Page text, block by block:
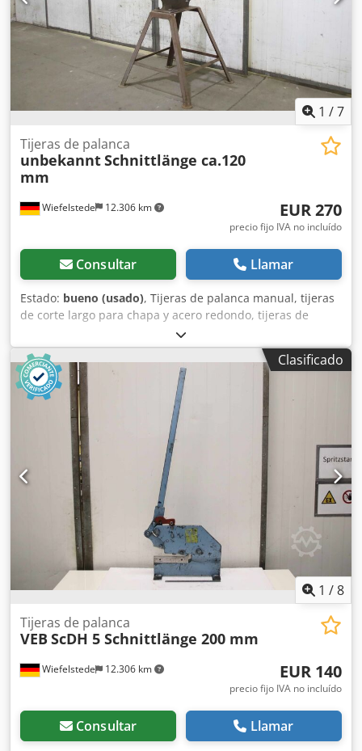
1 /7
Wiefelstede 12.306 km
Tijeras de palanca
unbekanntSchnittlänge ca.120
mm
EUR 270
precio fijo IVA no incluído
Consultar Llamar
Estado: bueno (usado), Tijeras de palanca manual, tijeras
de corte largo para chapa y acero redondo, tijeras de
palanca -Tijeras de palanca manual: tijeras para chapa con
tope y base estable -Longitud del inserto de corte: aprox.
160 mm -Brazo de palanca: con transmisión por cremallera
-Sujeción inferior: ajustable de forma continua -
Dimensiones totales: 1000/780/A1870 mm Dkodeibw Dxjpfx
Akaer -Dimensiones para el transporte: 1000/780/A1300
mm -Peso: 100 kg
Clasificado
1 /8
Wiefelstede 12.306 km
Tijeras de palanca
VEB ScDH 5 Schnittlänge 200 mm
EUR 140
precio fijo IVA no incluído
Consultar Llamar